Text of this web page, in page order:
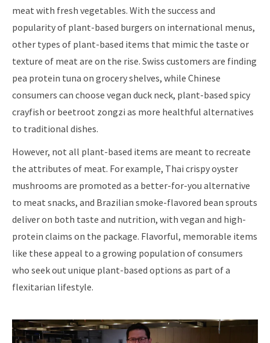
meat with fresh vegetables. With the success and
popularity of plant-based burgers on international menus,
other types of plant-based items that mimic the taste or
texture of meat are on the rise. Swiss customers are finding
pea protein tuna on grocery shelves, while Chinese
consumers can choose vegan duck neck, plant-based spicy
crayfish or beetroot zongzi as more healthful alternatives
to traditional dishes.
However, not all plant-based items are meant to recreate
the attributes of meat. For example, Thai crispy oyster
mushrooms are promoted as a better-for-you alternative
to meat snacks, and Brazilian smoke-flavored bean sprouts
deliver on both taste and nutrition, with vegan and high-
protein claims on the package. Flavorful, memorable items
like these appeal to a growing population of consumers
who seek out unique plant-based options as part of a
flexitarian lifestyle.